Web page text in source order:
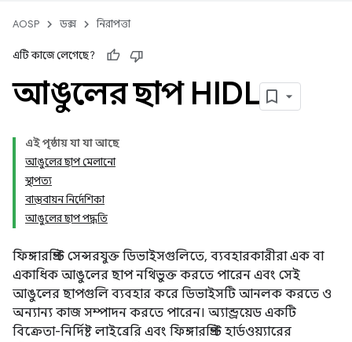
AOSP ডক্স নিরাপত্তা
এটি কাজে লেগেছে?
আঙুলের ছাপ HIDL
এই পৃষ্ঠায় যা যা আছে
আঙুলের ছাপ মেলানো
স্থাপত্য
বাস্তবায়ন নির্দেশিকা
আঙুলের ছাপ পদ্ধতি
ফিঙ্গারপ্রিন্ট সেন্সরযুক্ত ডিভাইসগুলিতে, ব্যবহারকারীরা এক বা
একাধিক আঙুলের ছাপ নথিভুক্ত করতে পারেন এবং সেই
আঙুলের ছাপগুলি ব্যবহার করে ডিভাইসটি আনলক করতে ও
অন্যান্য কাজ সম্পাদন করতে পারেন। অ্যান্ড্রয়েড একটি
বিক্রেতা-নির্দিষ্ট লাইব্রেরি এবং ফিঙ্গারপ্রিন্ট হার্ডওয়্যারের